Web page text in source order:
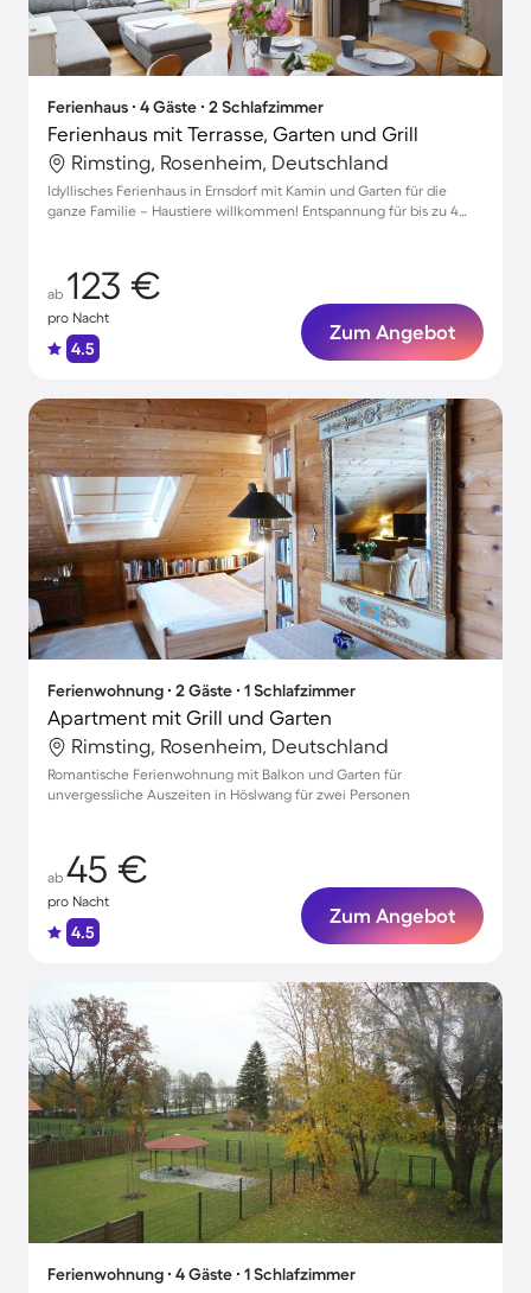
Ferienhaus ∙ 4 Gäste ∙ 2 Schlafzimmer
Ferienhaus mit Terrasse, Garten und Grill
Rimsting, Rosenheim, Deutschland
Idyllisches Ferienhaus in Ernsdorf mit Kamin und Garten für die
ganze Familie – Haustiere willkommen! Entspannung für bis zu 4
ab 123 €
pro Nacht
4.5
Zum Angebot
Ferienwohnung ∙ 2 Gäste ∙ 1 Schlafzimmer
Apartment mit Grill und Garten
Rimsting, Rosenheim, Deutschland
Romantische Ferienwohnung mit Balkon und Garten für
unvergessliche Auszeiten in Höslwang für zwei Personen
ab 45 €
pro Nacht
4.5
Zum Angebot
Ferienwohnung ∙ 4 Gäste ∙ 1 Schlafzimmer